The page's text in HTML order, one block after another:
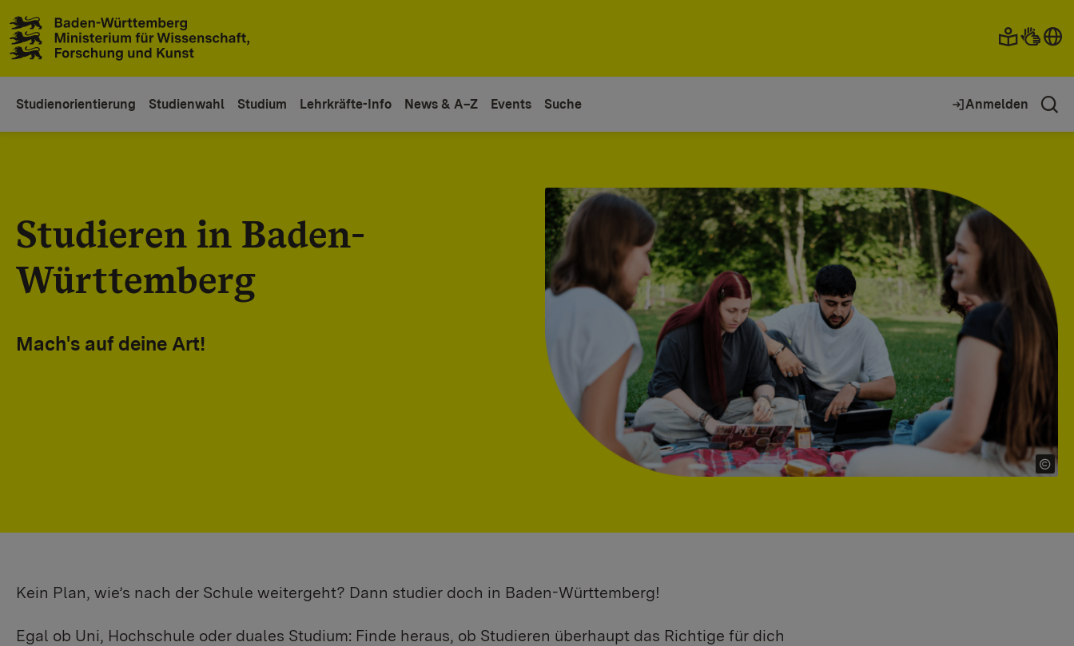
Studienorientierung Studienwahl Studium Lehrkräfte-Info News & A–Z Events Suche Anmelden
Studieren in Baden-
Württemberg
Mach's auf deine Art!
Kein Plan, wie’s nach der Schule weitergeht? Dann studier doch in Baden-Württemberg!
Egal ob Uni, Hochschule oder duales Studium: Finde heraus, ob Studieren überhaupt das Richtige für dich